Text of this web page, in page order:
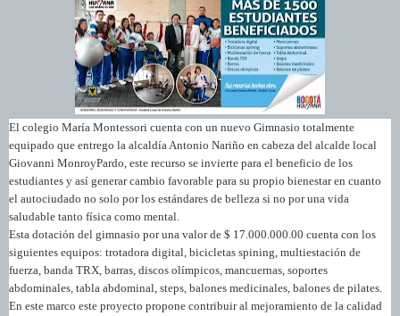
El colegio María Montessori cuenta con un nuevo Gimnasio totalmente
equipado que entrego la alcaldía Antonio Nariño en cabeza del alcalde local
Giovanni MonroyPardo, este recurso se invierte para el beneficio de los
estudiantes y así generar cambio favorable para su propio bienestar en cuanto
el autociudado no solo por los estándares de belleza si no por una vida
saludable tanto física como mental.
Esta dotación del gimnasio por una valor de $ 17.000.000.00 cuenta con los
siguientes equipos: trotadora digital, bicicletas spining, multiestación de
fuerza, banda TRX, barras, discos olímpicos, mancuernas, soportes
abdominales, tabla abdominal, steps, balones medicinales, balones de pilates.
En este marco este proyecto propone contribuir al mejoramiento de la calidad